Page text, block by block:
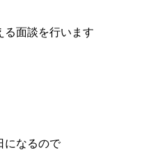
る面談を行います
になるので